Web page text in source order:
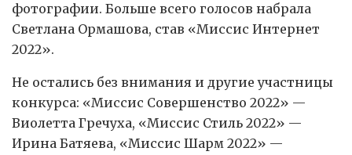
фотографии. Больше всего голосов набрала
Светлана Ормашова, став «Миссис Интернет
2022».
Не остались без внимания и другие участницы
конкурса: «Миссис Совершенство 2022» —
Виолетта Гречуха, «Миссис Стиль 2022» —
Ирина Батяева, «Миссис Шарм 2022» —